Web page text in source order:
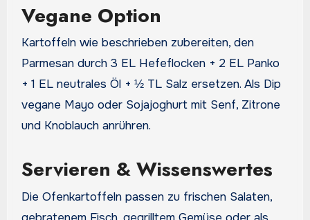
Vegane Option
Kartoffeln wie beschrieben zubereiten, den
Parmesan durch 3 EL Hefeflocken + 2 EL Panko
+ 1 EL neutrales Öl + ½ TL Salz ersetzen. Als Dip
vegane Mayo oder Sojajoghurt mit Senf, Zitrone
und Knoblauch anrühren.
Servieren & Wissenswertes
Die Ofenkartoffeln passen zu frischen Salaten,